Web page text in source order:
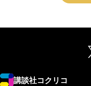
講談社コクリコ